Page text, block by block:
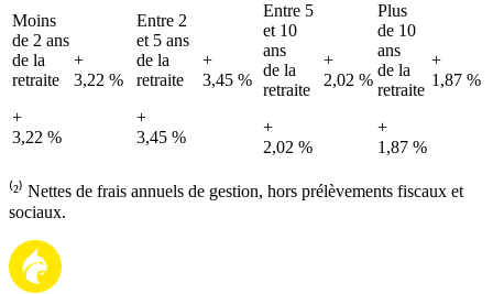
Moins
de 2 ans
de la
retraite
+
3,22 %
+
3,22 %
Entre 2
et 5 ans
de la
retraite
+
3,45 %
+
3,45 %
Entre 5
et 10
ans
de la
retraite
+
2,02 %
+
2,02 %
Plus
de 10
ans
de la
retraite
+
1,87 %
+
1,87 %
⁽²⁾ Nettes de frais annuels de gestion, hors prélèvements fiscaux et
sociaux.